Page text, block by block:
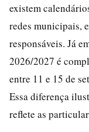
existem
redes municipais,
responsáveis. Já
2026/2027 é
entre 11 e 15 de
Essa diferença
reflete as